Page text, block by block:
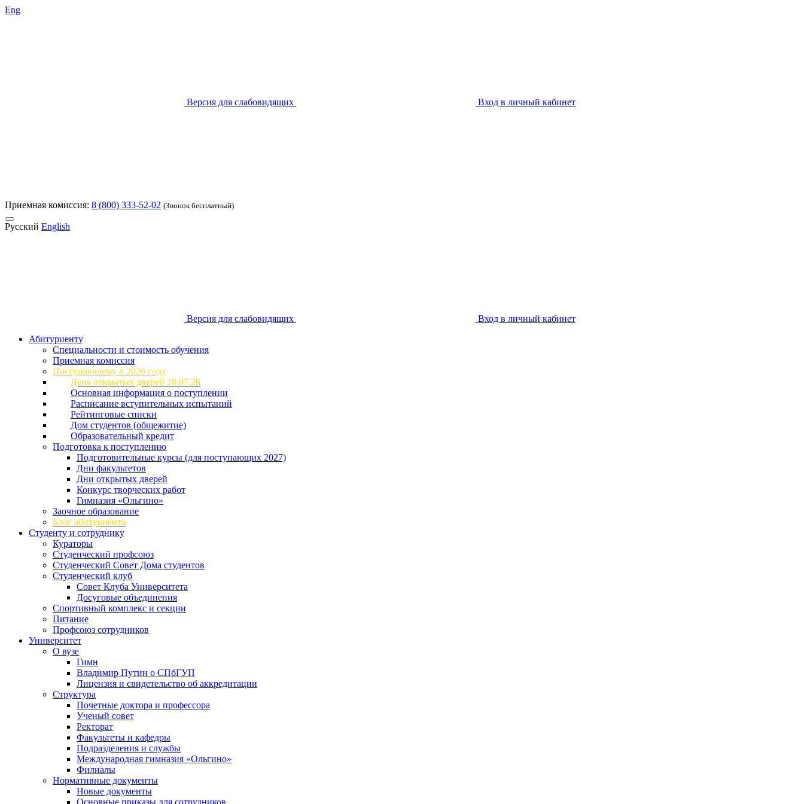
Eng
Версия для слабовидящих Вход в личный кабинет
Приемная комиссия: 8 (800) 333-52-02 (Звонок бесплатный)
Русский English
Версия для слабовидящих
Вход в личный кабинет
Абитуриенту
Специальности и стоимость обучения
Приемная комиссия
Поступающему в 2026 году
День открытых дверей 28.07.26
Основная информация о поступлении
Расписание вступительных испытаний
Рейтинговые списки
Дом студентов (общежитие)
Образовательный кредит
Подготовка к поступлению
Подготовительные курсы (для поступающих 2027)
Дни факультетов
Дни открытых дверей
Конкурс творческих работ
Гимназия «Ольгино»
Заочное образование
Блог абитуриента
Студенту и сотруднику
Кураторы
Студенческий профсоюз
Студенческий Совет Дома студентов
Студенческий клуб
Совет Клуба Университета
Досуговые объединения
Спортивный комплекс и секции
Питание
Профсоюз сотрудников
Университет
О вузе
Гимн
Владимир Путин о СПбГУП
Лицензия и свидетельство об аккредитации
Структура
Почетные доктора и профессора
Ученый совет
Ректорат
Факультеты и кафедры
Подразделения и службы
Международная гимназия «Ольгино»
Филиалы
Нормативные документы
Новые документы
Основные приказы для сотрудников